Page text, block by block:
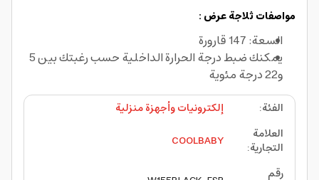
مواصفات ثلاجة عرض :
السعة: 147 قارورة
يمكنك ضبط درجة الحرارة الداخلية حسب رغبتك بين 5
و22 درجة مئوية
الفئة:
إلكترونيات وأجهزة منزلية
العلامة
التجارية:
COOLBABY
رقم